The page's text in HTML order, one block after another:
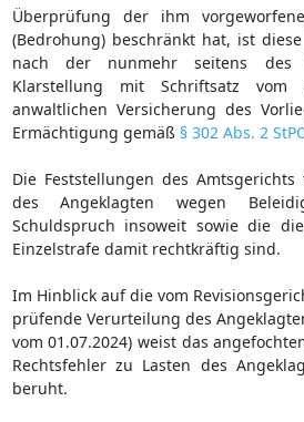
Überprüfung der ihm
(Bedrohung) beschränkt hat, ist
nach der nunmehr seitens des
Klarstellung mit Schriftsatz vom
anwaltlichen Versicherung des
Ermächtigung gemäß § 302 Abs. 2
Die Feststellungen des
des Angeklagten wegen
Schuldspruch insoweit sowie die
Einzelstrafe damit rechtkräftig sind.
Im Hinblick auf die vom
prüfende Verurteilung des
vom 01.07.2024) weist das
Rechtsfehler zu Lasten des
beruht.